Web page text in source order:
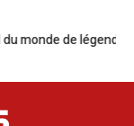
de légende en